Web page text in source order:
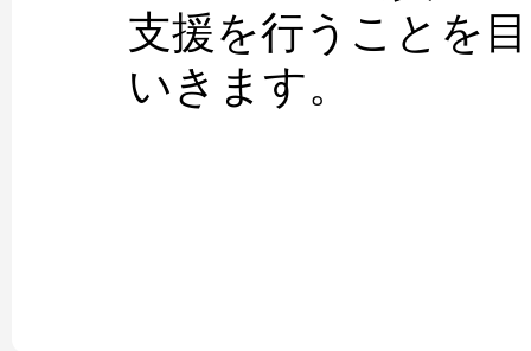
支援を行うことを
いきます。